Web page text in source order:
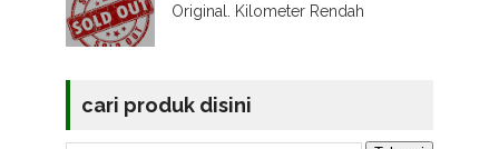
Original. Kilometer Rendah
cari produk disini